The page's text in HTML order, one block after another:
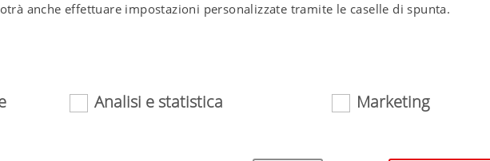
anche effettuare impostazioni personalizzate tramite le caselle di spunta.
Analisi e statistica Marketing